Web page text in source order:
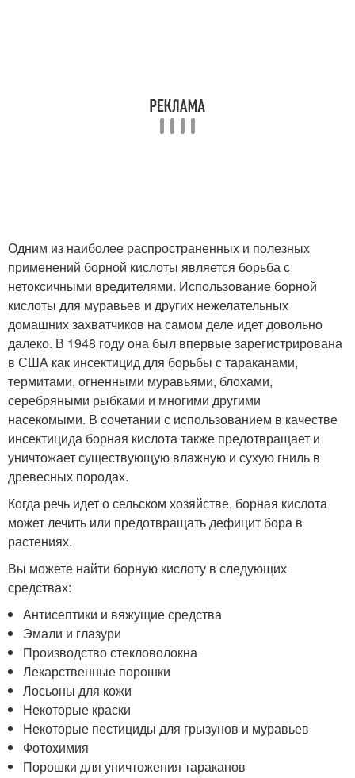
Одним из наиболее распространенных и полезных
применений борной кислоты является борьба с
нетоксичными вредителями. Использование борной
кислоты для муравьев и других нежелательных
домашних захватчиков на самом деле идет довольно
далеко. В 1948 году она был впервые зарегистрирована
в США как инсектицид для борьбы с тараканами,
термитами, огненными муравьями, блохами,
серебряными рыбками и многими другими
насекомыми. В сочетании с использованием в качестве
инсектицида борная кислота также предотвращает и
уничтожает существующую влажную и сухую гниль в
древесных породах.
Когда речь идет о сельском хозяйстве, борная кислота
может лечить или предотвращать дефицит бора в
растениях.
Вы можете найти борную кислоту в следующих
средствах:
Антисептики и вяжущие средства
Эмали и глазури
Производство стекловолокна
Лекарственные порошки
Лосьоны для кожи
Некоторые краски
Некоторые пестициды для грызунов и муравьев
Фотохимия
Порошки для уничтожения тараканов